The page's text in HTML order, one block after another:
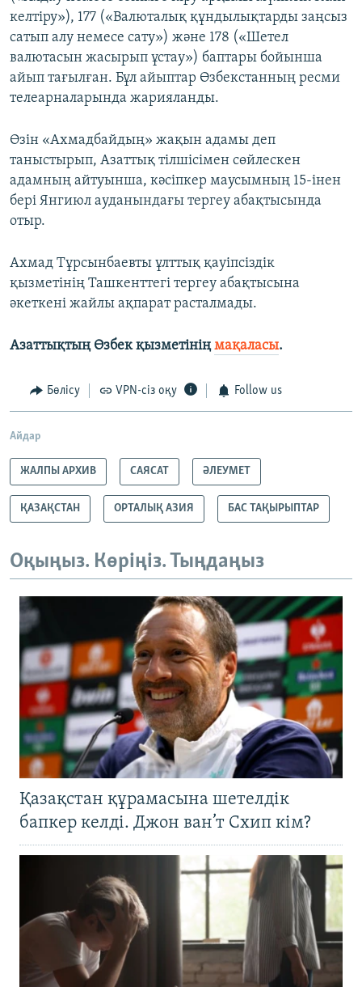
келтіру»), 177 («Валюталық құндылықтарды заңсыз
сатып алу немесе сату») және 178 («Шетел
валютасын жасырып ұстау») баптары бойынша
айып тағылған. Бұл айыптар Өзбекстанның ресми
телеарналарында жарияланды.
Өзін «Ахмадбайдың» жақын адамы деп
таныстырып, Азаттық тілшісімен сөйлескен
адамның айтуынша, кәсіпкер маусымның 15-інен
бері Янгиюл ауданындағы тергеу абақтысында
отыр.
Ахмад Тұрсынбаевты ұлттық қауіпсіздік
қызметінің Ташкенттегі тергеу абақтысына
әкеткені жайлы ақпарат расталмады.
Азаттықтың Өзбек қызметініңмақаласы.
Бөлісу VPN-сіз оқу Follow us
Айдар
ЖАЛПЫ АРХИВ САЯСАТ ӘЛЕУМЕТ
ҚАЗАҚСТАН ОРТАЛЫҚ АЗИЯ БАС ТАҚЫРЫПТАР
Оқыңыз. Көріңіз. Тыңдаңыз
Қазақстан құрамасына шетелдік
бапкер келді. Джон ван’т Схип кім?